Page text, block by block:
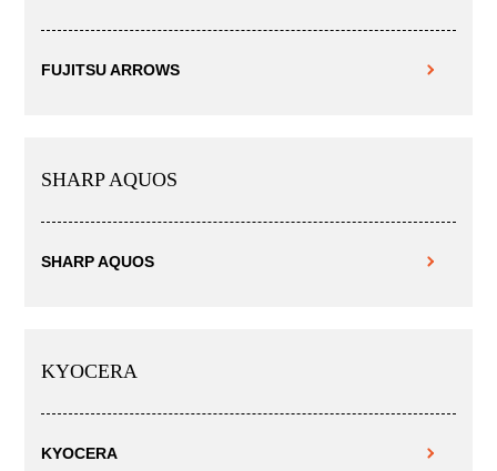
FUJITSU ARROWS
SHARP AQUOS
SHARP AQUOS
KYOCERA
KYOCERA